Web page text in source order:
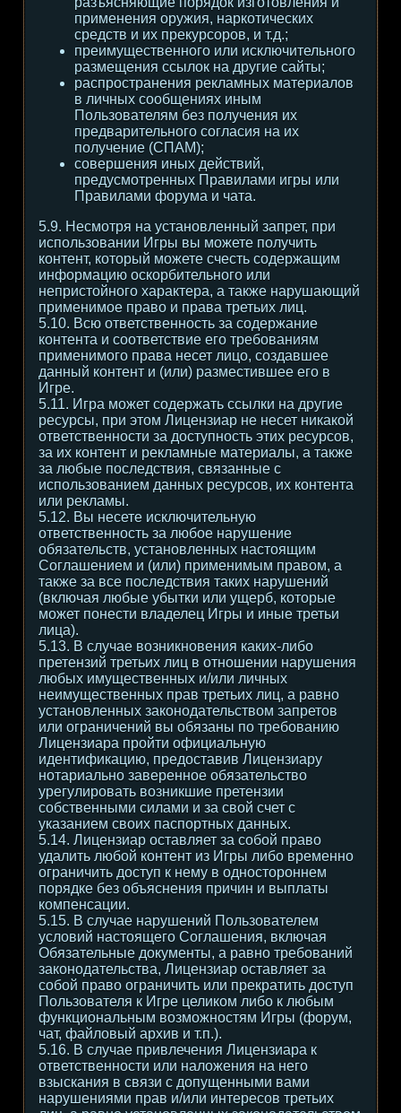
применения оружия, наркотических
средств и их прекурсоров, и т.д.;
преимущественного или исключительного
размещения ссылок на другие сайты;
распространения рекламных материалов
в личных сообщениях иным
Пользователям без получения их
предварительного согласия на их
получение (СПАМ);
совершения иных действий,
предусмотренных Правилами игры или
Правилами форума и чата.
5.9. Несмотря на установленный запрет, при
использовании Игры вы можете получить
контент, который можете счесть содержащим
информацию оскорбительного или
непристойного характера, а также нарушающий
применимое право и права третьих лиц.
5.10. Всю ответственность за содержание
контента и соответствие его требованиям
применимого права несет лицо, создавшее
данный контент и (или) разместившее его в
Игре.
5.11. Игра может содержать ссылки на другие
ресурсы, при этом Лицензиар не несет никакой
ответственности за доступность этих ресурсов,
за их контент и рекламные материалы, а также
за любые последствия, связанные с
использованием данных ресурсов, их контента
или рекламы.
5.12. Вы несете исключительную
ответственность за любое нарушение
обязательств, установленных настоящим
Соглашением и (или) применимым правом, а
также за все последствия таких нарушений
(включая любые убытки или ущерб, которые
может понести владелец Игры и иные третьи
лица).
5.13. В случае возникновения каких-либо
претензий третьих лиц в отношении нарушения
любых имущественных и/или личных
неимущественных прав третьих лиц, а равно
установленных законодательством запретов
или ограничений вы обязаны по требованию
Лицензиара пройти официальную
идентификацию, предоставив Лицензиару
нотариально заверенное обязательство
урегулировать возникшие претензии
собственными силами и за свой счет с
указанием своих паспортных данных.
5.14. Лицензиар оставляет за собой право
удалить любой контент из Игры либо временно
ограничить доступ к нему в одностороннем
порядке без объяснения причин и выплаты
компенсации.
5.15. В случае нарушений Пользователем
условий настоящего Соглашения, включая
Обязательные документы, а равно требований
законодательства, Лицензиар оставляет за
собой право ограничить или прекратить доступ
Пользователя к Игре целиком либо к любым
функциональным возможностям Игры (форум,
чат, файловый архив и т.п.).
5.16. В случае привлечения Лицензиара к
ответственности или наложения на него
взыскания в связи с допущенными вами
нарушениями прав и/или интересов третьих